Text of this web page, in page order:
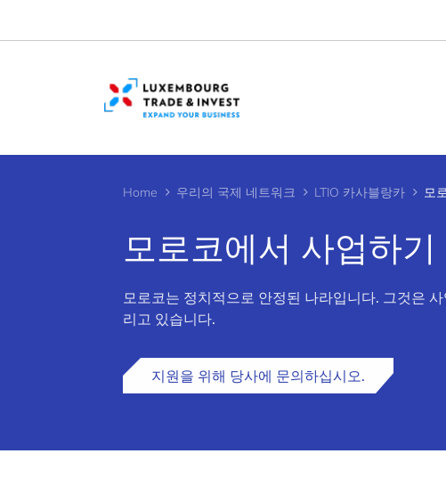
Home 우리의 국제 네트워크 LTIO 카사블랑카 모
모로코에서 사업하기
모로코는 정치적으로 안정된 나라입니다. 그것은
리고 있습니다.
지원을 위해 당사에 문의하십시오.